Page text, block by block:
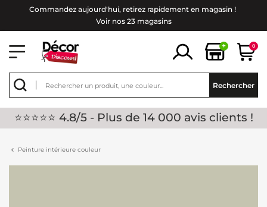
Commandez aujourd'hui, retirez rapidement en magasin !
Voir nos 23 magasins
+ 0
Rechercher
⭐⭐⭐⭐⭐ 4.8/5 - Plus de 14 000 avis clients !
Peinture intérieure couleur